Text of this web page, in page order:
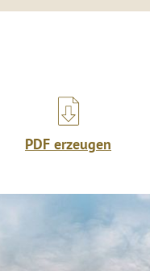
PDF erzeugen